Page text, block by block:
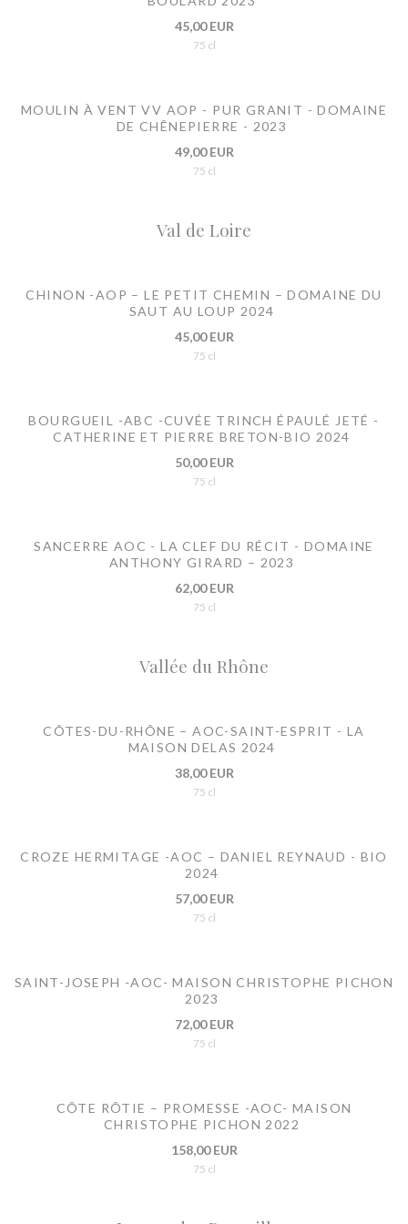
45,00 EUR
75 cl
MOULIN À VENT VV AOP - PUR GRANIT - DOMAINE
DE CHÊNEPIERRE - 2023
49,00 EUR
75 cl
Val de Loire
CHINON -AOP – LE PETIT CHEMIN – DOMAINE DU
SAUT AU LOUP 2024
45,00 EUR
75 cl
BOURGUEIL -ABC -CUVÉE TRINCH ÉPAULÉ JETÉ -
CATHERINE ET PIERRE BRETON-BIO 2024
50,00 EUR
75 cl
SANCERRE AOC - LA CLEF DU RÉCIT - DOMAINE
ANTHONY GIRARD – 2023
62,00 EUR
75 cl
Vallée du Rhône
CÔTES-DU-RHÔNE – AOC-SAINT-ESPRIT - LA
MAISON DELAS 2024
38,00 EUR
75 cl
CROZE HERMITAGE -AOC – DANIEL REYNAUD - BIO
2024
57,00 EUR
75 cl
SAINT-JOSEPH -AOC- MAISON CHRISTOPHE PICHON
2023
72,00 EUR
75 cl
CÔTE RÔTIE – PROMESSE -AOC- MAISON
CHRISTOPHE PICHON 2022
158,00 EUR
75 cl